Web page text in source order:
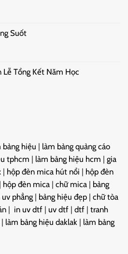
Suốt
Lễ Tổng Kết Năm Học
bảng hiệu | làm bảng quảng cáo
tphcm | làm bảng hiệu hcm | gia
| hộp đèn mica hút nổi | hộp đèn
| hộp đèn mica | chữ mica | bảng
uv phẳng | bảng hiệu đẹp | chữ tòa
| in uv dtf | uv dtf | dtf | tranh
| làm bảng hiệu daklak | làm bảng